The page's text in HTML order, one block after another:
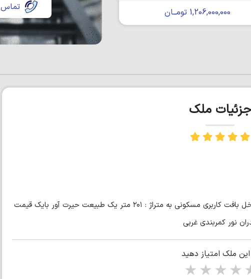
1,206,000,000 تومــان تماس
جزئیات ملک
یک ویوی باورنکردنی چشم انداز جنگلی یک قطعه زمین داخل بافت کاربری مسکونی به متراژ : ۲۰۱ متر یک طبیعت حیرت آور بایک قیمت
ملک امتیاز دهید
5 stars
4 stars
3 stars
2 stars